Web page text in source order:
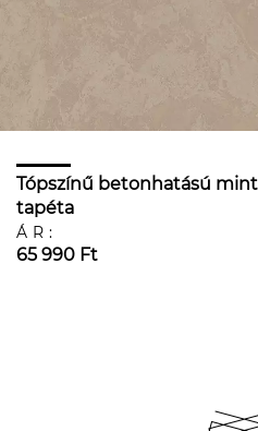
Tópszínű betonhatású
tapéta
ÁR:
65 990 Ft